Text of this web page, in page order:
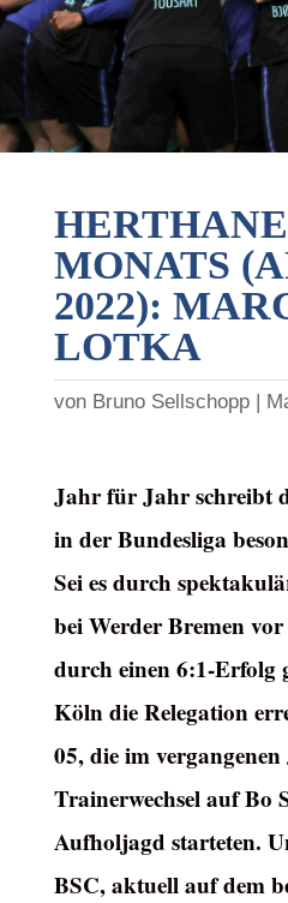
MONATS
2022):
LOTKA
von Bruno Sellschopp
Jahr für Jahr schreibt
in der Bundesliga
Sei es durch
bei Werder Bremen
durch einen 6:1-Erfolg
Köln die Relegation
05, die im
Trainerwechsel auf Bo
Aufholjagd starteten.
BSC, aktuell auf dem